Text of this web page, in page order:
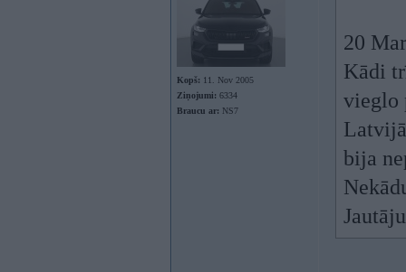
Kopš: 11. Nov 2005
Ziņojumi: 6334
Braucu ar: NS7
20
Kādi
vieglo
bija